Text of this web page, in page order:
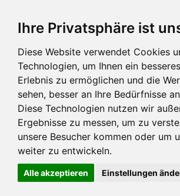
Ihre Privatsphäre ist
Diese Website verwendet Cookies
Technologien, um Ihnen ein
Erlebnis zu ermöglichen und die
sehen, besser an Ihre Bedürfnisse
Diese Technologien nutzen wir
Ergebnisse zu messen, um zu
unsere Besucher kommen oder um
weiter zu entwickeln.
Alle akzeptieren Einstellungen